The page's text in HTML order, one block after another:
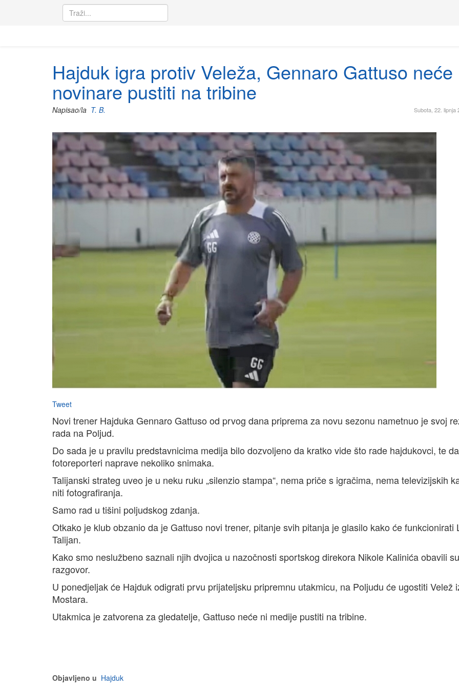
Hajduk igra protiv Veleža, Gennaro Gattuso neće
novinare pustiti na tribine
Subota, 22. lipnja
Napisao/la T. B.
Tweet
Novi trener Hajduka Gennaro Gattuso od prvog dana priprema za novu sezonu nametnuo je svoj
rada na Poljud.
Do sada je u pravilu predstavnicima medija bilo dozvoljeno da kratko vide što rade hajdukovci, te da
fotoreporteri naprave nekoliko snimaka.
Talijanski strateg uveo je u neku ruku „silenzio stampa“, nema priče s igračima, nema televizijskih
niti fotografiranja.
Samo rad u tišini poljudskog zdanja.
Otkako je klub obzanio da je Gattuso novi trener, pitanje svih pitanja je glasilo kako će funkcionirati
Talijan.
Kako smo neslužbeno saznali njih dvojica u nazočnosti sportskog direkora Nikole Kalinića obavili su
razgovor.
U ponedjeljak će Hajduk odigrati prvu prijateljsku pripremnu utakmicu, na Poljudu će ugostiti Velež
Mostara.
Utakmica je zatvorena za gledatelje, Gattuso neće ni medije pustiti na tribine.
Objavljeno u Hajduk